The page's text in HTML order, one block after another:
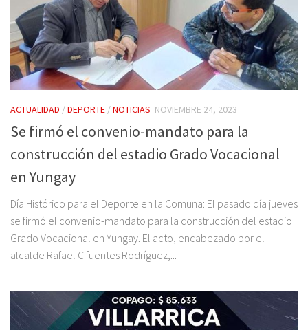
ACTUALIDAD /DEPORTE /NOTICIAS NOVIEMBRE 24, 2023
Se firmó el convenio-mandato para la
construcción del estadio Grado Vocacional
en Yungay
Día Histórico para el Deporte en la Comuna: El pasado día jueves
se firmó el convenio-mandato para la construcción del estadio
Grado Vocacional en Yungay. El acto, encabezado por el
alcalde Rafael Cifuentes Rodríguez,...